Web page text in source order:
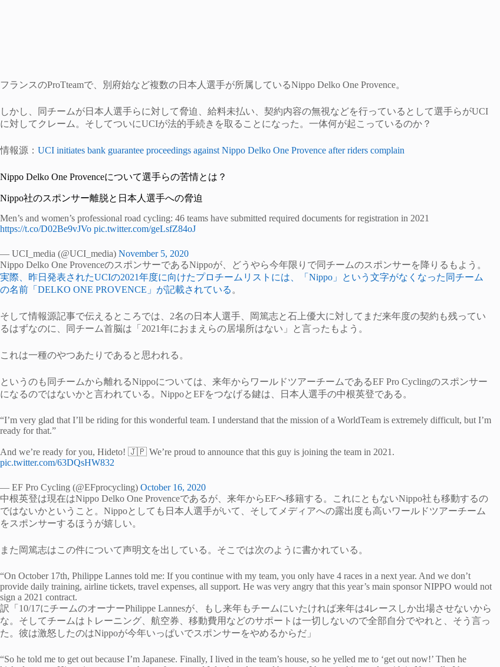
フランスのProTteamで、別府始など複数の日本人選手が所属しているNippo Delko One Provence。
しかし、同チームが日本人選手らに対して脅迫、給料未払い、契約内容の無視などを行っているとして選手らがUCI
に対してクレーム。そしてついにUCIが法的手続きを取ることになった。一体何が起こっているのか？
情報源： UCI initiates bank guarantee proceedings against Nippo Delko One Provence after riders complain
Nippo Delko One Provenceについて選手らの苦情とは？
Nippo社のスポンサー離脱と日本人選手への脅迫
Men’s and women’s professional road cycling: 46 teams have submitted required documents for registration in 2021
https://t.co/D02Be9vJVo pic.twitter.com/geLsfZ84oJ
— UCI_media (@UCI_media) November 5, 2020
Nippo Delko One ProvenceのスポンサーであるNippoが、どうやら今年限りで同チームのスポンサーを降りるもよう。
実際、昨日発表されたUCIの2021年度に向けたプロチームリストには、「Nippo」という文字がなくなった同チーム
の名前「DELKO ONE PROVENCE」が記載されている 。
そして情報源記事で伝えるところでは、2名の日本人選手、岡篤志と石上優大に対してまだ来年度の契約も残ってい
るはずなのに、同チーム首脳は「2021年におまえらの居場所はない」と言ったもよう。
これは一種のやつあたりであると思われる。
というのも同チームから離れるNippoについては、来年からワールドツアーチームであるEF Pro Cyclingのスポンサー
になるのではないかと言われている。NippoとEFをつなげる鍵は、日本人選手の中根英登である。
“I’m very glad that I’ll be riding for this wonderful team. I understand that the mission of a WorldTeam is extremely difficult, but I’m
ready for that.”
And we’re ready for you, Hideto! 🇯🇵 We’re proud to announce that this guy is joining the team in 2021.
pic.twitter.com/63DQsHW832
— EF Pro Cycling (@EFprocycling) October 16, 2020
中根英登は現在はNippo Delko One Provenceであるが、来年からEFへ移籍する。これにともないNippo社も移動するの
ではないかということ。Nippoとしても日本人選手がいて、そしてメディアへの露出度も高いワールドツアーチーム
をスポンサーするほうが嬉しい。
また岡篤志はこの件について声明文を出している。そこでは次のように書かれている。
“On October 17th, Philippe Lannes told me: If you continue with my team, you only have 4 races in a next year. And we don’t
provide daily training, airline tickets, travel expenses, all support. He was very angry that this year’s main sponsor NIPPO would not
sign a 2021 contract.
訳「10/17にチームのオーナーPhilippe Lannesが、もし来年もチームにいたければ来年は4レースしか出場させないから
な。そしてチームはトレーニング、航空券、移動費用などのサポートは一切しないので全部自分でやれと、そう言っ
た。彼は激怒したのはNippoが今年いっぱいでスポンサーをやめるからだ」
“So he told me to get out because I’m Japanese. Finally, I lived in the team’s house, so he yelled me to ‘get out now!’ Then he